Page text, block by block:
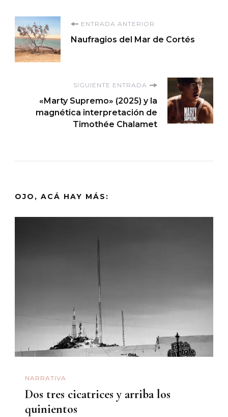
Navegación
de
entradas
ENTRADA ANTERIOR
Naufragios del Mar de Cortés
SIGUIENTE ENTRADA
«Marty Supremo» (2025) y la
magnética interpretación de
Timothée Chalamet
OJO, ACÁ HAY MÁS:
NARRATIVA
Dos tres cicatrices y arriba los
quinientos